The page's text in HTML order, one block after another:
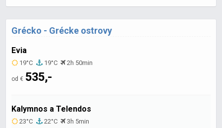
Grécko - Grécke ostrovy
Evia
19°C 19°C 2h 50min
od € 535,-
Kalymnos a Telendos
23°C 22°C 3h 5min